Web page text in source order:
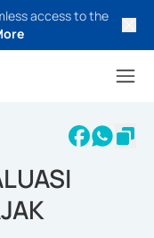
access to the